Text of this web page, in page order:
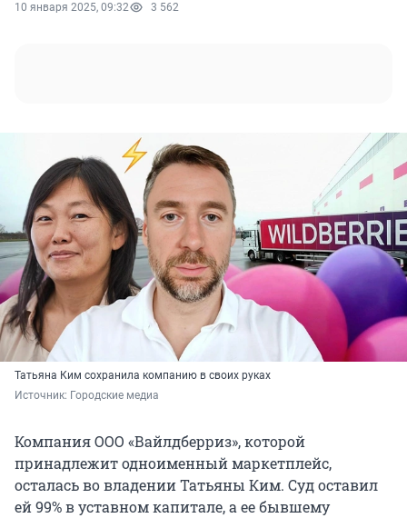
10 января 2025, 09:32 3 562
Татьяна Ким сохранила компанию в своих руках
Источник: Городские медиа
Компания ООО «Вайлдберриз», которой
принадлежит одноименный маркетплейс,
осталась во владении Татьяны Ким. Суд оставил
ей 99% в уставном капитале, а ее бывшему